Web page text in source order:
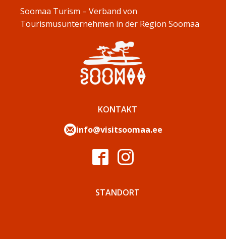
Soomaa Turism – Verband von
Tourismusunternehmen in der Region Soomaa
KONTAKT
info@visitsoomaa.ee
STANDORT